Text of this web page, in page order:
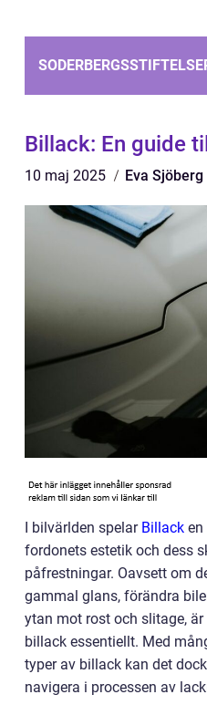
Billack: En guide
10 maj 2025 Eva Sjöberg
I bilvärlden spelar Billack en
fordonets estetik och dess
påfrestningar. Oavsett om
gammal glans, förändra
ytan mot rost och slitage,
billack essentiellt. Med
typer av billack kan det
navigera i processen av